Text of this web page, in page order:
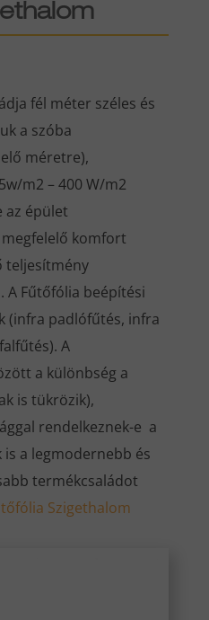
fél méter széles és
a szóba
méretre),
m2 – 400 W/m2
az épület
komfort
teljesítmény
A Fűtőfólia beépítési
(infra padlófűtés, infra
A
a különbség a
is tükrözik),
rendelkeznek-e a
is a legmodernebb és
termékcsaládot
Szigethalom